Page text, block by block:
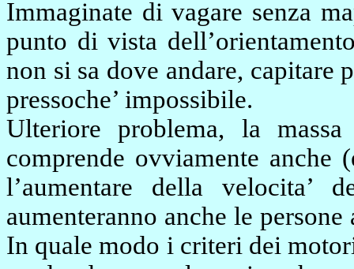
Immaginate di vagare senza
punto di vista
non si sa dove andare, capitare
pressoche’ impossibile.
Ulteriore problema, la
comprende ovviamente
l’aumentare della velocita’
aumenteranno anche le
In quale modo i criteri dei